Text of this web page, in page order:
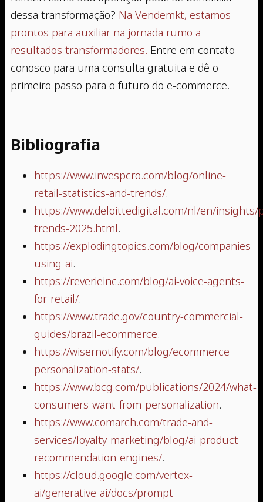
dessa transformação? Na Vendemkt, estamos
prontos para auxiliar na jornada rumo a
resultados transformadores. Entre em contato
conosco para uma consulta gratuita e dê o
primeiro passo para o futuro do e-commerce.
Bibliografia
https://www.invespcro.com/blog/online-
retail-statistics-and-trends/.
https://www.deloittedigital.com/nl/en/insights/
trends-2025.html.
https://explodingtopics.com/blog/companies-
using-ai.
https://reverieinc.com/blog/ai-voice-agents-
for-retail/.
https://www.trade.gov/country-commercial-
guides/brazil-ecommerce.
https://wisernotify.com/blog/ecommerce-
personalization-stats/.
https://www.bcg.com/publications/2024/what-
consumers-want-from-personalization.
https://www.comarch.com/trade-and-
services/loyalty-marketing/blog/ai-product-
recommendation-engines/.
https://cloud.google.com/vertex-
ai/generative-ai/docs/prompt-